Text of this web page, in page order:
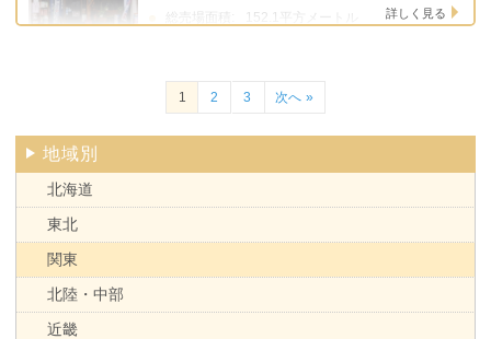
総売場面積:
152.1平方メートル 詳しく見る
1 2 3 次へ »
地域別
北海道
東北
関東
北陸・中部
近畿